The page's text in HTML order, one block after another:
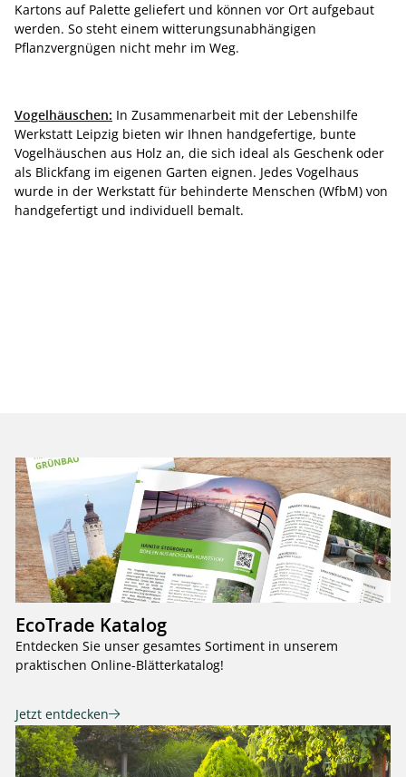
Kartons auf Palette geliefert und können vor Ort aufgebaut
werden. So steht einem witterungsunabhängigen
Pflanzvergnügen nicht mehr im Weg.
Vogelhäuschen: In Zusammenarbeit mit der Lebenshilfe
Werkstatt Leipzig bieten wir Ihnen handgefertige, bunte
Vogelhäuschen aus Holz an, die sich ideal als Geschenk oder
als Blickfang im eigenen Garten eignen. Jedes Vogelhaus
wurde in der Werkstatt für behinderte Menschen (WfbM) von
handgefertigt und individuell bemalt.
EcoTrade Katalog
Entdecken Sie unser gesamtes Sortiment in unserem
praktischen Online-Blätterkatalog!
Jetzt entdecken